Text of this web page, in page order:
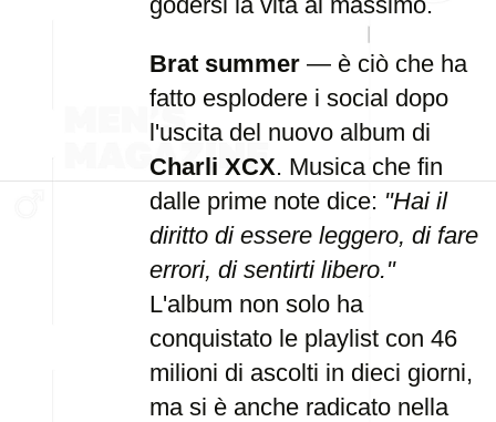
Brat summer — è ciò che ha
fatto esplodere i social dopo
l'uscita del nuovo album di
Charli XCX. Musica che fin
dalle prime note dice: "Hai il
diritto di essere leggero, di fare
errori, di sentirti libero."
L'album non solo ha
conquistato le playlist con 46
milioni di ascolti in dieci giorni,
ma si è anche radicato nella